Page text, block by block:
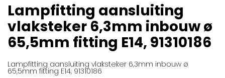
begin
van
de
afbeeldingen-
gallerij
Lampfitting aansluiting
vlaksteker 6,3mm inbouw ø
65,5mm fitting E14, 91310186
Lampfitting aansluiting vlaksteker 6,3mm inbouw ø
65,5mm fitting E14, 91310186